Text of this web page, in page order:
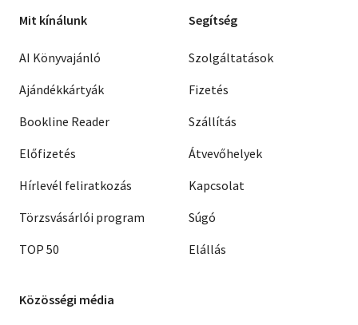
Mit kínálunk
AI Könyvajánló
Ajándékkártyák
Bookline Reader
Előfizetés
Hírlevél feliratkozás
Törzsvásárlói program
TOP 50
Segítség
Szolgáltatások
Fizetés
Szállítás
Átvevőhelyek
Kapcsolat
Súgó
Elállás
Közösségi média